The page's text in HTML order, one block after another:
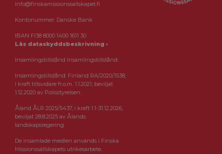
info@finskamissionssallskapet.fi
Kontonummer: Danske Bank
IBAN FI38 8000 1400 1611 30
Läs dataskyddsbeskrivning ›
Insamlingstillstånd Insamlingstillstånd:
Insamlingstillstånd: Finland RA/2020/1538,
i kraft tillsvidare fr.o.m. 1.1.2021, beviljat
1.12.2020 av Polisstyrelsen.
Åland ÅLR 2025/5437, i kraft 1.1-31.12.2026,
beviljat 28.8.2025 av Ålands
landskapsregering.
De insamlade medlen används i Finska
Missionssällskapets utrikesarbete.